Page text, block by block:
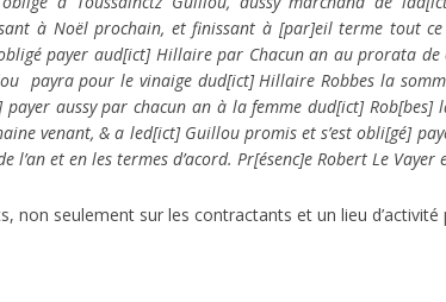
à Noël prochain, et finissant à [par]eil terme tout
payer aud[ict] Hillaire par Chacun an au prorata de
payra pour le vinaige dud[ict] Hillaire Robbes la
payer aussy par chacun an à la femme dud[ict]
venant, & a led[ict] Guillou promis et s’est obli[gé]
et en les termes d’acord. Pr[ésenc]e Robert Le Vayer
non seulement sur les contractants et un lieu d’activité